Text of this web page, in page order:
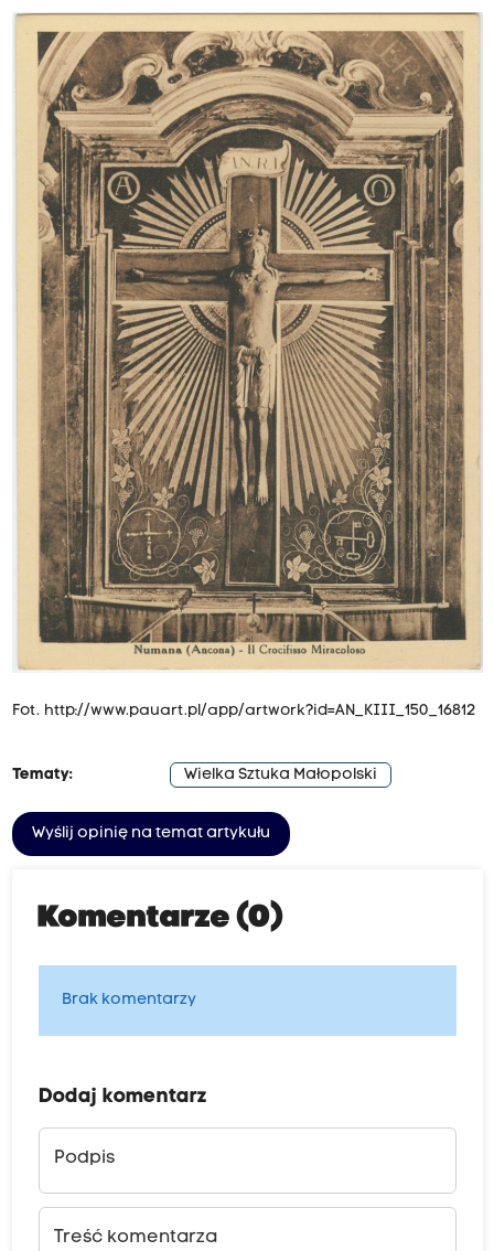
Fot. http://www.pauart.pl/app/artwork?id=AN_KIII_150_16812
Tematy: Wielka Sztuka Małopolski
Wyślij opinię na temat artykułu
Komentarze (0)
Brak komentarzy
Dodaj komentarz
Podpis
Treść komentarza